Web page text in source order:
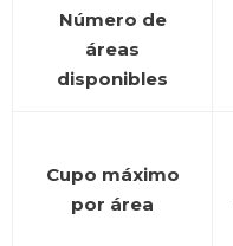
Facebook
Instagram
Email
Número de
áreas
disponibles
Cupo máximo
por área